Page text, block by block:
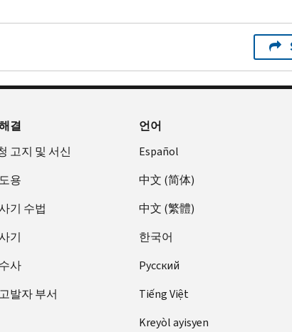
결
고지 및 서신
용
기 수법
기
사
발자 부서
언어
Español
中文 (简体)
中文 (繁體)
한국어
Pусский
Tiếng Việt
Kreyòl ayisyen